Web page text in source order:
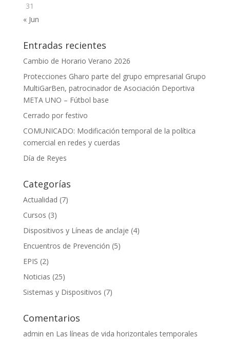
31
« Jun
Entradas recientes
Cambio de Horario Verano 2026
Protecciones Gharo parte del grupo empresarial Grupo
MultiGarBen, patrocinador de Asociación Deportiva
META UNO – Fútbol base
Cerrado por festivo
COMUNICADO: Modificación temporal de la política
comercial en redes y cuerdas
Día de Reyes
Categorías
Actualidad (7)
Cursos (3)
Dispositivos y Líneas de anclaje (4)
Encuentros de Prevención (5)
EPIS (2)
Noticias (25)
Sistemas y Dispositivos (7)
Comentarios
admin en Las líneas de vida horizontales temporales